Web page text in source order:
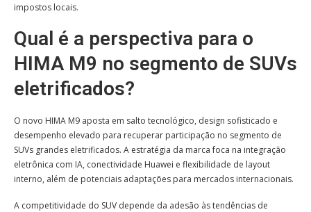
impostos locais.
Qual é a perspectiva para o
HIMA M9 no segmento de SUVs
eletrificados?
O novo HIMA M9 aposta em salto tecnológico, design sofisticado e
desempenho elevado para recuperar participação no segmento de
SUVs grandes eletrificados. A estratégia da marca foca na integração
eletrônica com IA, conectividade Huawei e flexibilidade de layout
interno, além de potenciais adaptações para mercados internacionais.
A competitividade do SUV depende da adesão às tendências de